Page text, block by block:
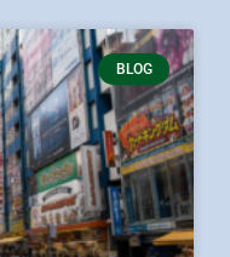
BLOG